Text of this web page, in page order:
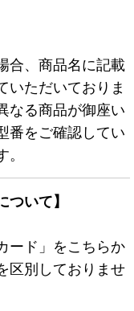
合、商品名に記載
いただいておりま
なる商品が御座い
番をご確認してい
ついて】
ード」をこちらか
区別しておりませ